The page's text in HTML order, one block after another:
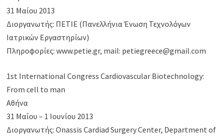
31 Μαίου 2013
Διοργανωτής: ΠΕΤΙΕ (Πανελλήνια Ένωση Τεχνολόγων
Ιατρικών Εργαστηρίων)
Πληροφορίες: www.petie.gr, mail: petiegreece@gmail.com
1st International Congress Cardiovascular Biotechnology:
From cell to man
Αθήνα
31 Μαΐου – 1 Ιουνίου 2013
Διοργανωτής: Onassis Cardiad Surgery Center, Department of